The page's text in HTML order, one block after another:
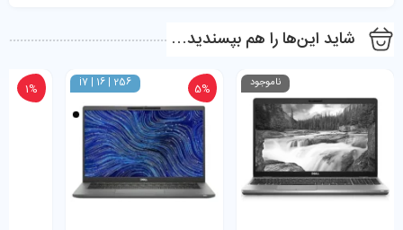
شاید این‌ها را هم بپسندید…
ناموجود i7 | 16 | 256 5%
1%